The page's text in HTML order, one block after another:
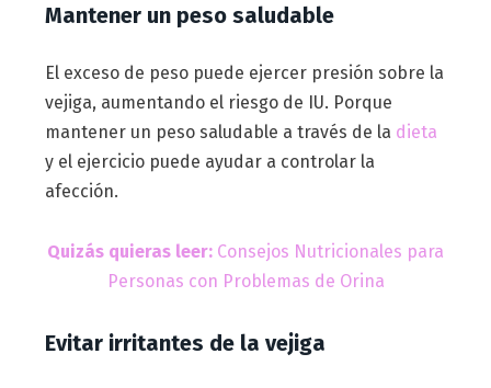
Mantener un peso saludable
El exceso de peso puede ejercer presión sobre la
vejiga, aumentando el riesgo de IU. Porque
mantener un peso saludable a través de la dieta
y el ejercicio puede ayudar a controlar la
afección.
Quizás quieras leer: Consejos Nutricionales para
Personas con Problemas de Orina
Evitar irritantes de la vejiga